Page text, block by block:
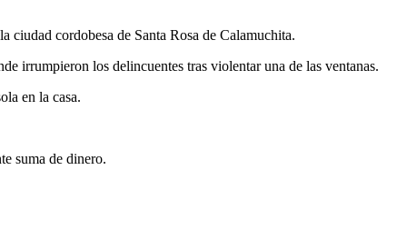
ciudad cordobesa de Santa Rosa de Calamuchita.
irrumpieron los delincuentes tras violentar una de las ventanas.
en la casa.
suma de dinero.